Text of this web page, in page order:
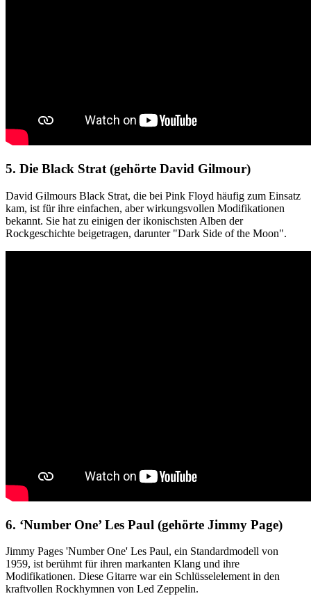
5. Die Black Strat (gehörte David Gilmour)
David Gilmours Black Strat, die bei Pink Floyd häufig zum Einsatz
kam, ist für ihre einfachen, aber wirkungsvollen Modifikationen
bekannt. Sie hat zu einigen der ikonischsten Alben der
Rockgeschichte beigetragen, darunter "Dark Side of the Moon".
6. ‘Number One’ Les Paul (gehörte Jimmy Page)
Jimmy Pages 'Number One' Les Paul, ein Standardmodell von
1959, ist berühmt für ihren markanten Klang und ihre
Modifikationen. Diese Gitarre war ein Schlüsselelement in den
kraftvollen Rockhymnen von Led Zeppelin.